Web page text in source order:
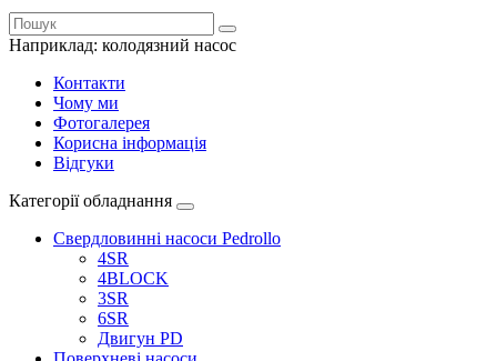
Наприклад: колодязний насос
Контакти
Чому ми
Фотогалерея
Корисна інформація
Відгуки
Категорії обладнання
Свердловинні насоси Pedrollo
4SR
4BLOCK
3SR
6SR
Двигун PD